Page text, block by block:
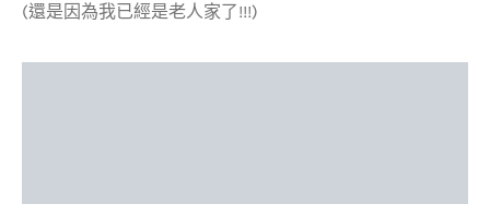
(還是因為我已經是老人家了!!!)